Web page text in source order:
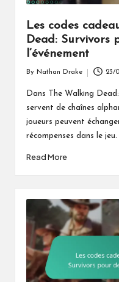
Les codes
Dead:
l’événement
by
By Nathan Drake 23/
Dans The Walking
servent de chaînes
joueurs peuvent
récompenses dans le
Read More